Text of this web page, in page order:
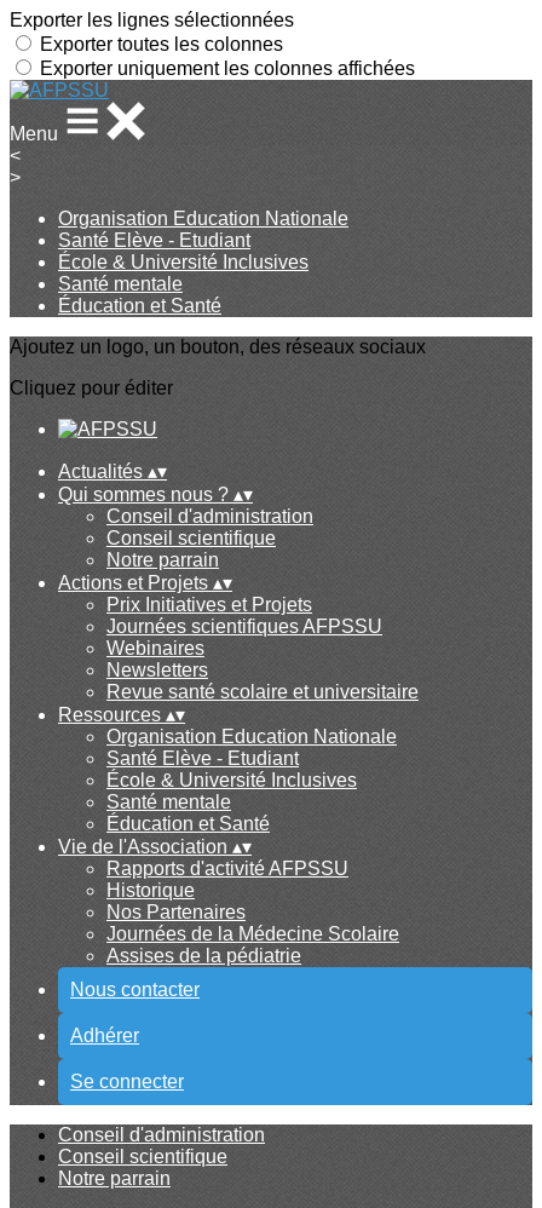
Exporter les lignes sélectionnées
Exporter toutes les colonnes
Exporter uniquement les colonnes affichées
Menu
<
>
Organisation Education Nationale
Santé Elève - Etudiant
École & Université Inclusives
Santé mentale
Éducation et Santé
Ajoutez un logo, un bouton, des réseaux sociaux
Cliquez pour éditer
Actualités ▴▾
Qui sommes nous ? ▴▾
Conseil d'administration
Conseil scientifique
Notre parrain
Actions et Projets ▴▾
Prix Initiatives et Projets
Journées scientifiques AFPSSU
Webinaires
Newsletters
Revue santé scolaire et universitaire
Ressources ▴▾
Organisation Education Nationale
Santé Elève - Etudiant
École & Université Inclusives
Santé mentale
Éducation et Santé
Vie de l'Association ▴▾
Rapports d'activité AFPSSU
Historique
Nos Partenaires
Journées de la Médecine Scolaire
Assises de la pédiatrie
Nous contacter
Adhérer
Se connecter
Conseil d'administration
Conseil scientifique
Notre parrain